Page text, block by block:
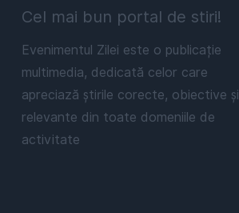
Cel mai bun portal de stiri!
Evenimentul Zilei este o publicație
multimedia, dedicată celor care
apreciază știrile corecte, obiective și
relevante din toate domeniile de
activitate